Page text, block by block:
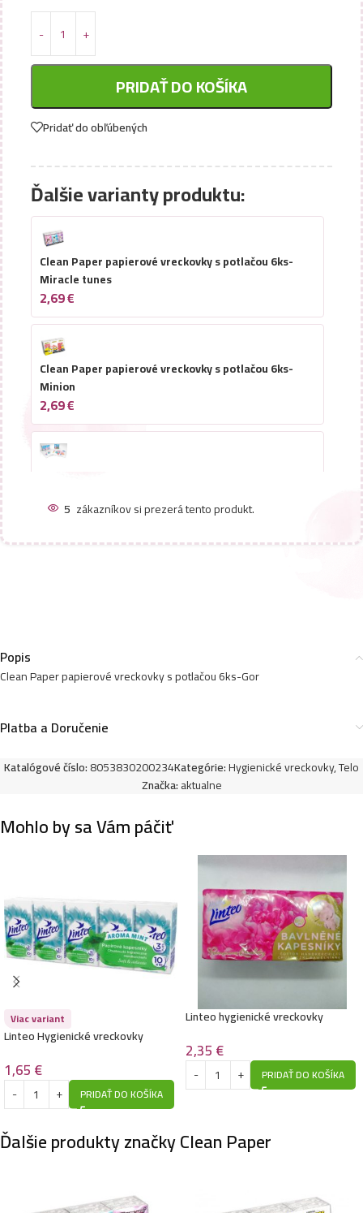
PRIDAŤ DO KOŠÍKA
Pridať do obľúbených
Ďalšie varianty produktu:
Clean Paper papierové vreckovky s potlačou 6ks-
Miracle tunes
2,69€
Clean Paper papierové vreckovky s potlačou 6ks-
Minion
2,69€
2,69€
2,69€
5 zákazníkov si prezerá tento produkt.
Popis
Clean Paper papierové vreckovky s potlačou 6ks-Gor
Platba a Doručenie
Katalógové číslo:8053830200234Kategórie:Hygienické vreckovky,Telo
Značka:aktualne
Mohlo by sa Vám páčiť
Viac variant
Linteo Hygienické vreckovky
1,65€
PRIDAŤ DO KOŠÍKA
Linteo hygienické vreckovky
2,35€
PRIDAŤ DO KOŠÍKA
Ďalšie produkty značky Clean Paper